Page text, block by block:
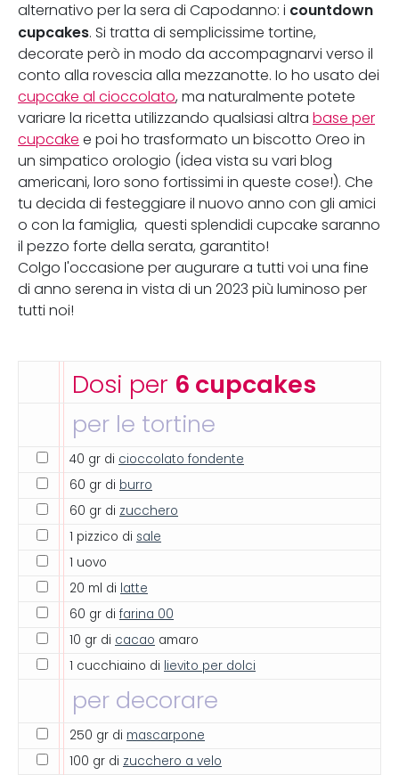
alternativo per la sera di Capodanno: i countdown
cupcakes. Si tratta di semplicissime tortine,
decorate però in modo da accompagnarvi verso il
conto alla rovescia alla mezzanotte. Io ho usato dei
cupcake al cioccolato, ma naturalmente potete
variare la ricetta utilizzando qualsiasi altra base per
cupcake e poi ho trasformato un biscotto Oreo in
un simpatico orologio (idea vista su vari blog
americani, loro sono fortissimi in queste cose!). Che
tu decida di festeggiare il nuovo anno con gli amici
o con la famiglia, questi splendidi cupcake saranno
il pezzo forte della serata, garantito!
Colgo l'occasione per augurare a tutti voi una fine
di anno serena in vista di un 2023 più luminoso per
tutti noi!
Dosi per 6 cupcakes
per le tortine
40 gr di cioccolato fondente
60 gr di burro
60 gr di zucchero
1 pizzico di sale
1 uovo
20 ml di latte
60 gr di farina 00
10 gr di cacao amaro
1 cucchiaino di lievito per dolci
per decorare
250 gr di mascarpone
100 gr di zucchero a velo